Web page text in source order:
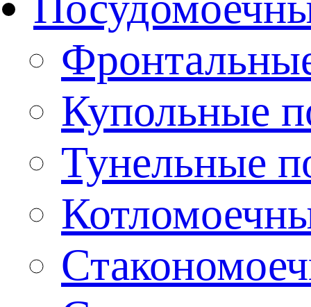
Купольные
Тунельные